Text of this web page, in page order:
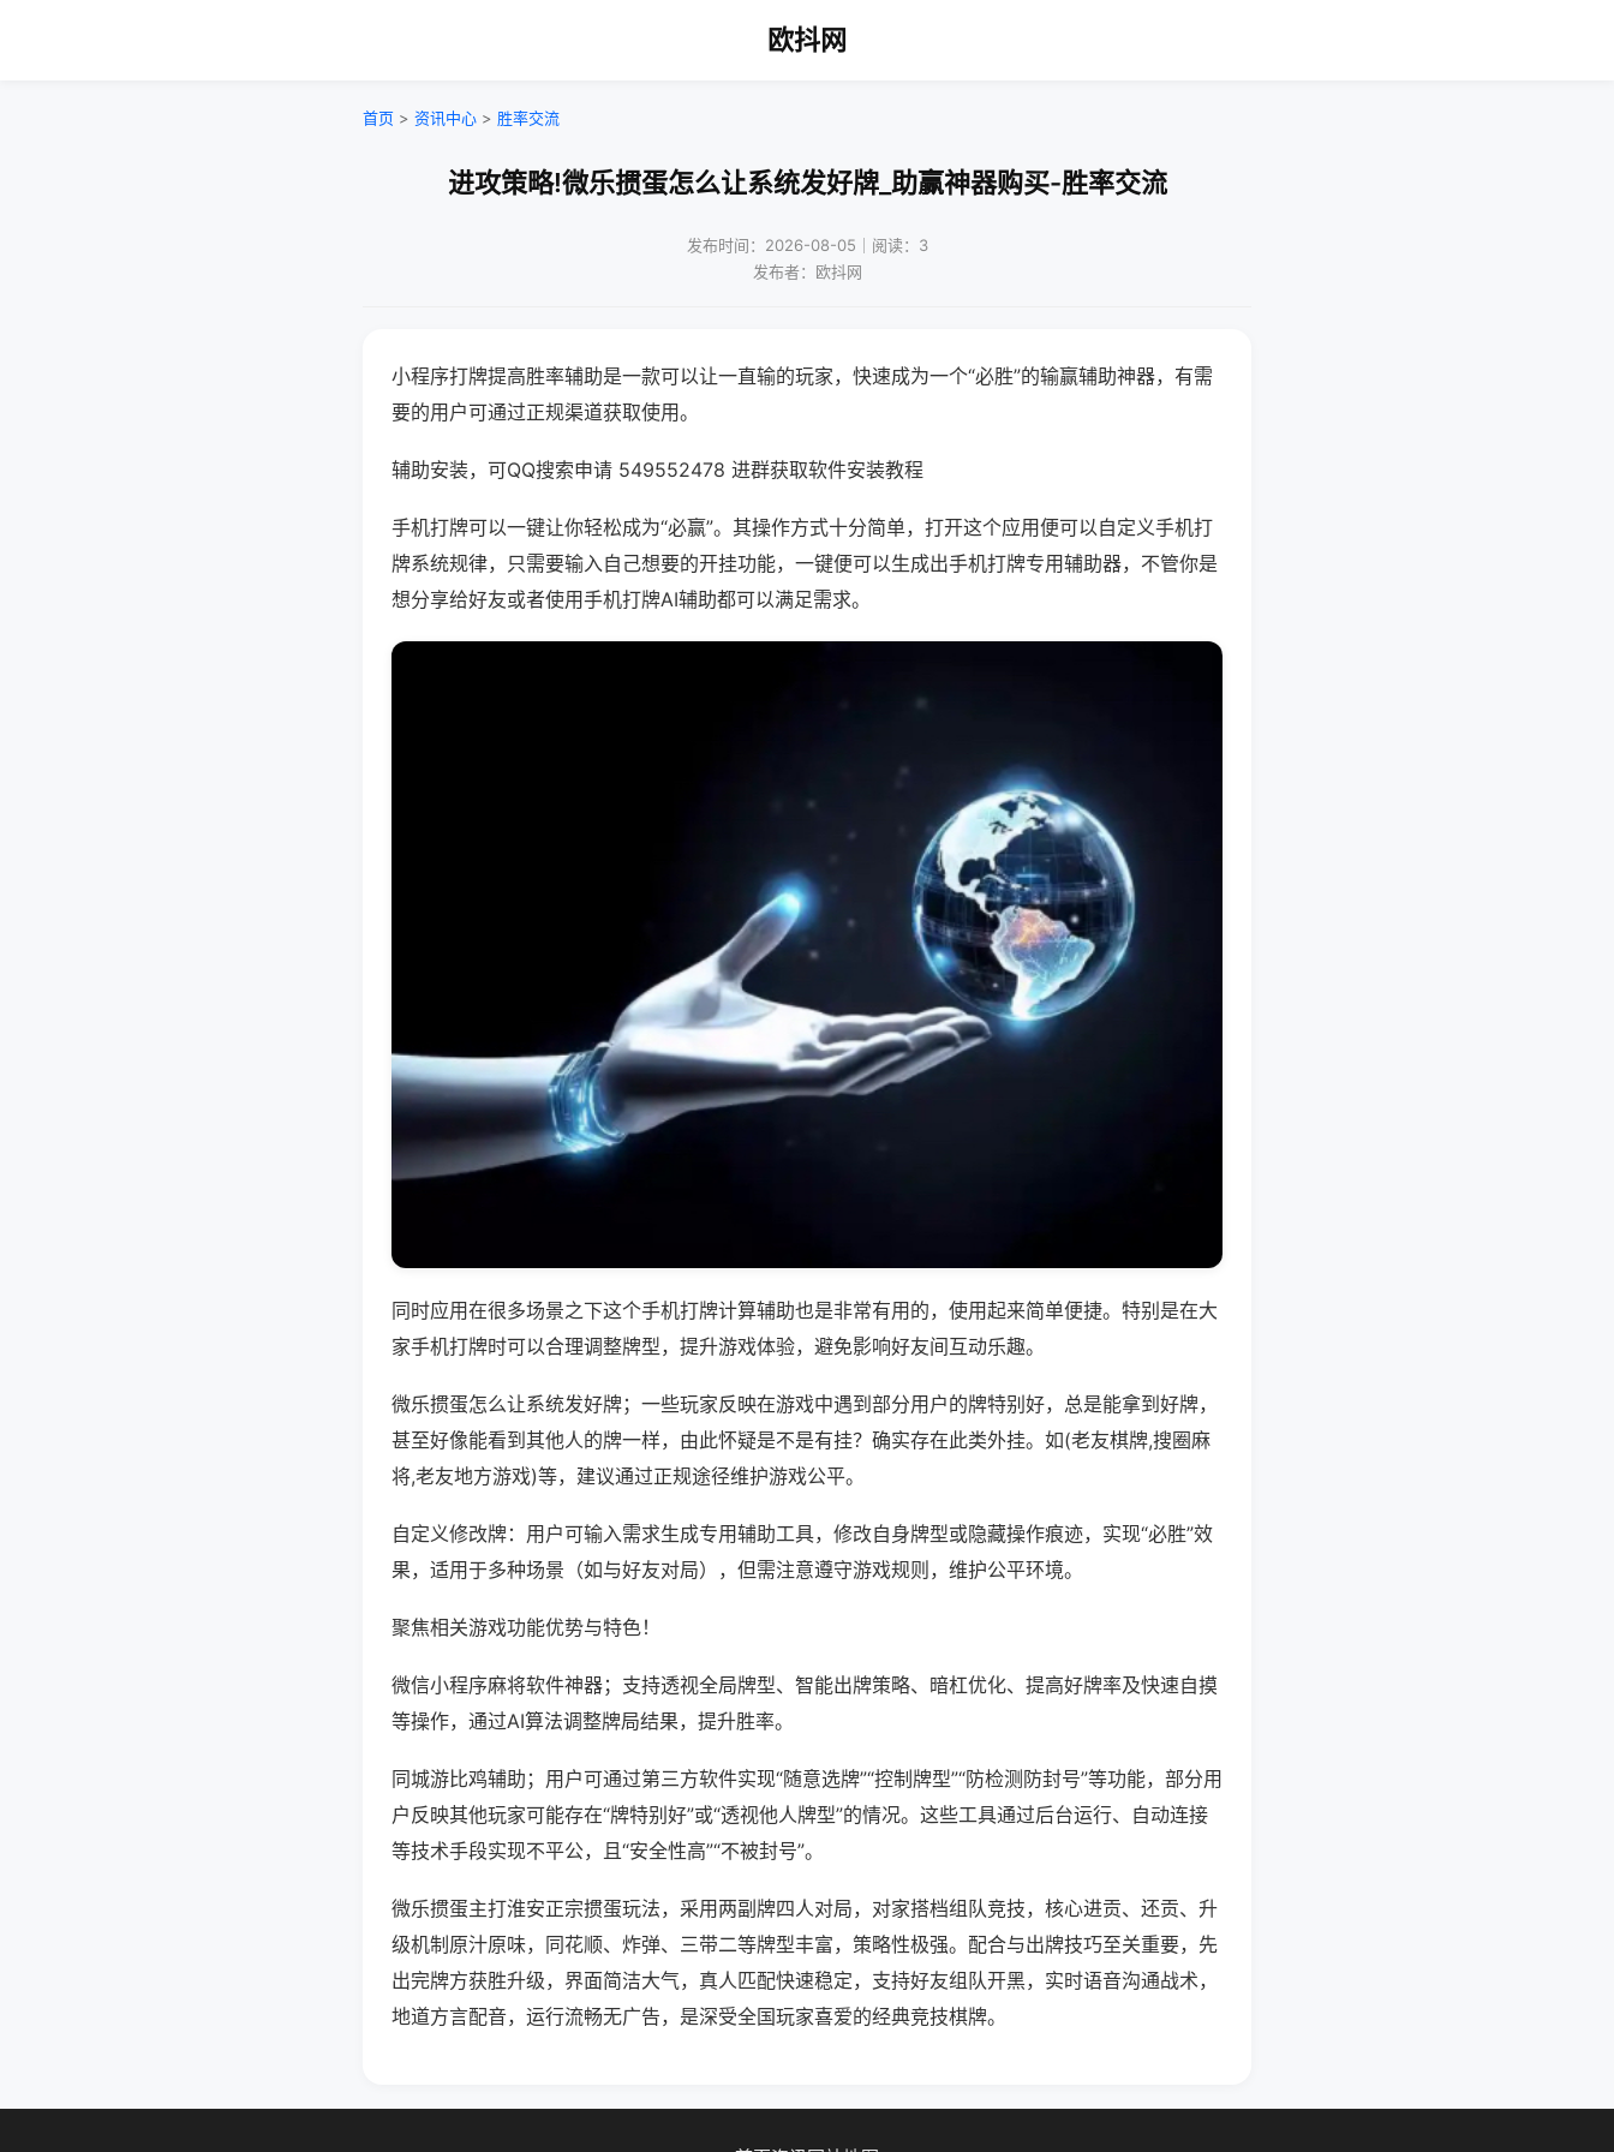
欧抖网
首页 > 资讯中心 > 胜率交流
进攻策略!微乐掼蛋怎么让系统发好牌_助赢神器购买-胜率交流
发布时间：2026-08-05｜阅读：3
发布者：欧抖网
小程序打牌提高胜率辅助是一款可以让一直输的玩家，快速成为一个“必胜”的输赢辅助神器，有需
要的用户可通过正规渠道获取使用。
辅助安装，可QQ搜索申请 549552478 进群获取软件安装教程
手机打牌可以一键让你轻松成为“必赢”。其操作方式十分简单，打开这个应用便可以自定义手机打
牌系统规律，只需要输入自己想要的开挂功能，一键便可以生成出手机打牌专用辅助器，不管你是
想分享给好友或者使用手机打牌AI辅助都可以满足需求。
同时应用在很多场景之下这个手机打牌计算辅助也是非常有用的，使用起来简单便捷。特别是在大
家手机打牌时可以合理调整牌型，提升游戏体验，避免影响好友间互动乐趣。
微乐掼蛋怎么让系统发好牌；一些玩家反映在游戏中遇到部分用户的牌特别好，总是能拿到好牌，
甚至好像能看到其他人的牌一样，由此怀疑是不是有挂？确实存在此类外挂。如(老友棋牌,搜圈麻
将,老友地方游戏)等，建议通过正规途径维护游戏公平。
自定义修改牌：用户可输入需求生成专用辅助工具，修改自身牌型或隐藏操作痕迹，实现“必胜”效
果，适用于多种场景（如与好友对局），但需注意遵守游戏规则，维护公平环境。
聚焦相关游戏功能优势与特色！
微信小程序麻将软件神器；支持透视全局牌型、智能出牌策略、暗杠优化、提高好牌率及快速自摸
等操作，通过AI算法调整牌局结果，提升胜率。
同城游比鸡辅助；用户可通过第三方软件实现“随意选牌”“控制牌型”“防检测防封号”等功能，部分用
户反映其他玩家可能存在“牌特别好”或“透视他人牌型”的情况。这些工具通过后台运行、自动连接
等技术手段实现不平公，且“安全性高”“不被封号”。
微乐掼蛋主打淮安正宗掼蛋玩法，采用两副牌四人对局，对家搭档组队竞技，核心进贡、还贡、升
级机制原汁原味，同花顺、炸弹、三带二等牌型丰富，策略性极强。配合与出牌技巧至关重要，先
出完牌方获胜升级，界面简洁大气，真人匹配快速稳定，支持好友组队开黑，实时语音沟通战术，
地道方言配音，运行流畅无广告，是深受全国玩家喜爱的经典竞技棋牌。